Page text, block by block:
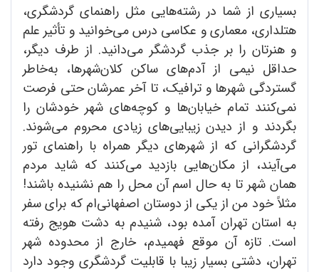
بسیاری از شما در رشته‌هایی مثل راهنمای گردشگری،
هتلداری، معماری و عکاسی درس می‌خوانید و تأثیر علم
و هنرتان را بر جذب گردشگر می‌دانید. از طرف دیگر،
حداقل نیمی از آدم‌های ساکن کلان‌شهرها، به‌خاطر
گستردگی شهرها و ترافیک، تا آخر عمرشان حتی فرصت
نمی‌کنند تمام خیابان‌ها و کوچه‌های شهر خودشان را
بگردند و از دیدن زیبایی‌های زیادی محروم می‌شوند.
گردشگرانی که از شهرهای دیگر همراه با راهنمای تور
می‌آیند، از مکان‌هایی بازدید می‌کنند که شاید مردم
همان شهر تا به حال اسم آن محل را هم نشنیده باشند!
مثلاً خود من از یکی از دوستان اصفهانی‌ام که برای سفر
به استان تهران آمده بود، شنیدم به دشت هویج رفته
است. تازه آن موقع فهمیدم، خارج از محدوده شهر
تهران، دشتی بسیار زیبا با قابلیت گردشگری وجود دارد